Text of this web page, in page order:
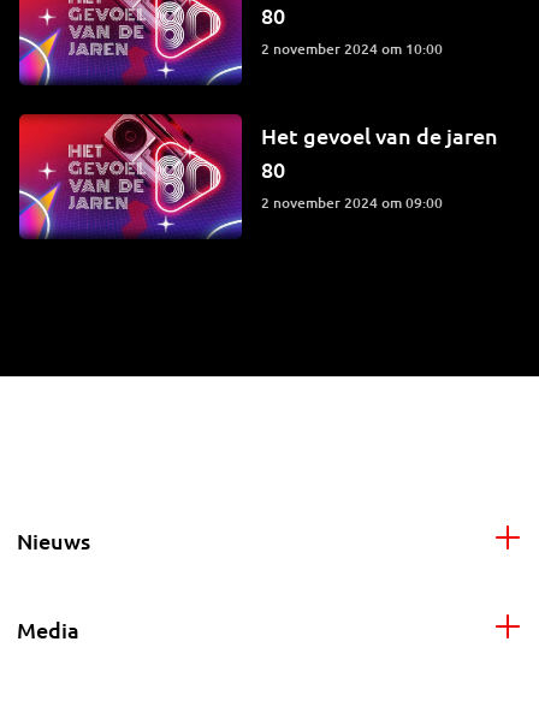
80
2 november 2024 om 10:00
Het gevoel van de jaren
80
2 november 2024 om 09:00
Nieuws
Media